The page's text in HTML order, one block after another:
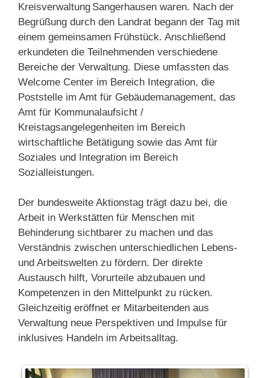
Kreisverwaltung Sangerhausen waren. Nach der
Begrüßung durch den Landrat begann der Tag mit
einem gemeinsamen Frühstück. Anschließend
erkundeten die Teilnehmenden verschiedene
Bereiche der Verwaltung. Diese umfassten das
Welcome Center im Bereich Integration, die
Poststelle im Amt für Gebäudemanagement, das
Amt für Kommunalaufsicht /
Kreistagsangelegenheiten im Bereich
wirtschaftliche Betätigung sowie das Amt für
Soziales und Integration im Bereich
Sozialleistungen.
Der bundesweite Aktionstag trägt dazu bei, die
Arbeit in Werkstätten für Menschen mit
Behinderung sichtbarer zu machen und das
Verständnis zwischen unterschiedlichen Lebens-
und Arbeitswelten zu fördern. Der direkte
Austausch hilft, Vorurteile abzubauen und
Kompetenzen in den Mittelpunkt zu rücken.
Gleichzeitig eröffnet er Mitarbeitenden aus
Verwaltung neue Perspektiven und Impulse für
inklusives Handeln im Arbeitsalltag.